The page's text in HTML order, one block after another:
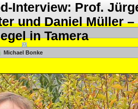
Interview: Prof.
und Daniel Müller –
in Tamera
Michael Bonke